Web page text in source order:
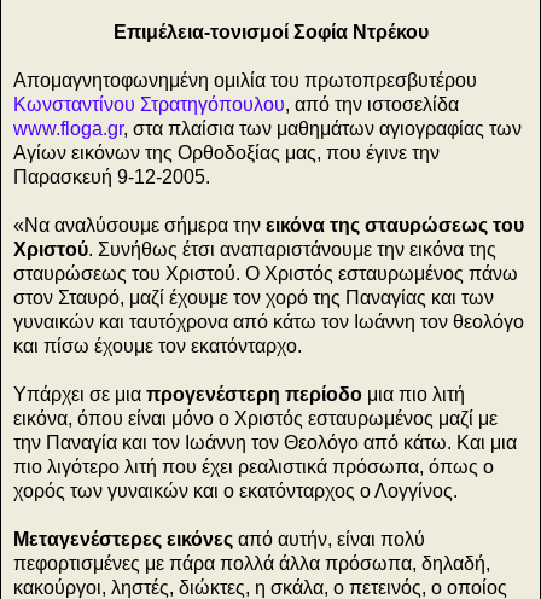
Επιμέλεια-τονισμοί Σοφία Ντρέκου
Απομαγνητοφωνημένη ομιλία του πρωτοπρεσβυτέρου
Κωνσταντίνου Στρατηγόπουλου, από την ιστοσελίδα
www.floga.gr, στα πλαίσια των μαθημάτων αγιογραφίας των
Αγίων εικόνων της Ορθοδοξίας μας, που έγινε την
Παρασκευή 9-12-2005.
«Να αναλύσουμε σήμερα την εικόνα της σταυρώσεως του
Χριστού. Συνήθως έτσι αναπαριστάνουμε την εικόνα της
σταυρώσεως του Χριστού. Ο Χριστός εσταυρωμένος πάνω
στον Σταυρό, μαζί έχουμε τον χορό της Παναγίας και των
γυναικών και ταυτόχρονα από κάτω τον Ιωάννη τον θεολόγο
και πίσω έχουμε τον εκατόνταρχο.
Υπάρχει σε μια προγενέστερη περίοδο μια πιο λιτή
εικόνα, όπου είναι μόνο ο Χριστός εσταυρωμένος μαζί με
την Παναγία και τον Ιωάννη τον Θεολόγο από κάτω. Και μια
πιο λιγότερο λιτή που έχει ρεαλιστικά πρόσωπα, όπως ο
χορός των γυναικών και ο εκατόνταρχος ο Λογγίνος.
Μεταγενέστερες εικόνες από αυτήν, είναι πολύ
πεφορτισμένες με πάρα πολλά άλλα πρόσωπα, δηλαδή,
κακούργοι, ληστές, διώκτες, η σκάλα, ο πετεινός, ο οποίος